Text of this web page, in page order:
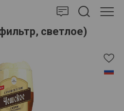
светлое)